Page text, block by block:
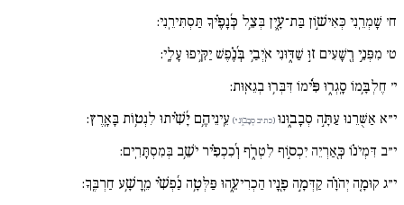
ח׳ שָׁמְרֵֽנִי כְּאִישׁ֣וֹן בַּת־עָ֑יִן בְּצֵ֥ל כְּ֜נָפֶ֗יךָ תַּסְתִּירֵֽנִי:
ט׳ מִפְּנֵ֣י רְ֖שָׁעִים ז֣וּ שַׁדּ֑וּנִי אֹֽיְבַ֥י בְּ֜נֶ֗פֶשׁ יַקִּ֥יפוּ עָלָֽי:
י׳ חֶלְבָּ֥מוֹ סָֽגְר֑וּ פִּ֜֗ימוֹ דִּבְּר֥וּ בְגֵאֽוּת:
י״א אַשֻּׁרֵנוּ עַתָּ֣ה סְבָב֑וּנוּ (כתיב סְבָב֑וּניּ) עֵֽינֵיהֶ֥ם יָ֜שִׁ֗יתוּ לִנְט֥וֹת בָּאָֽרֶץ:
י״ב דִּמְיֹנ֗וֹ כְּ֖אַרְיֵה יִכְס֣וֹף לִטְרֹ֑ף וְ֜כִכְפִ֗יר יֹשֵׁ֥ב בְּמִסְתָּרִֽים:
י״ג קוּמָ֚ה יְהֹוָ֗ה קַדְּמָ֣ה פָ֖נָיו הַכְרִיעֵ֑הוּ פַּלְּטָ֥ה נַ֜פְשִׁ֗י מֵֽרָשָׁ֥ע חַרְבֶּֽךָ: